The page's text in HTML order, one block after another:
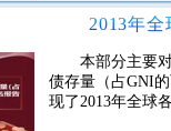
本部分主要
债存量（占GNI
现了2013年全球